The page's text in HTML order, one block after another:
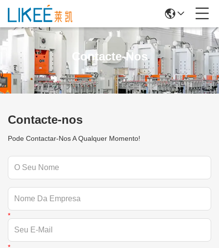
Contacte-Nos
Contacte-nos
Pode Contactar-Nos A Qualquer Momento!